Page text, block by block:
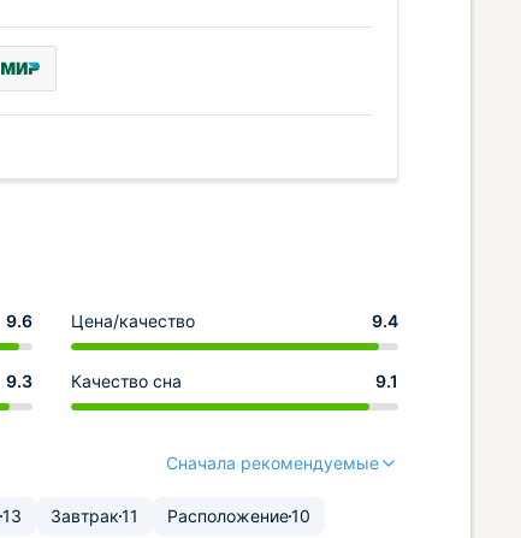
9.6 Цена/качество 9.4
9.3 Качество сна 9.1
Сначала рекомендуемые
13 Завтрак11 Расположение10